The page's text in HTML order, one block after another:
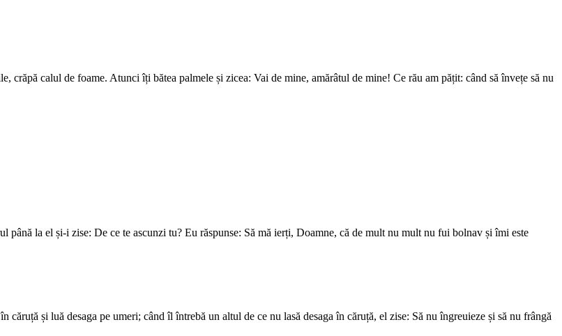
crăpă calul de foame. Atunci îți bătea palmele și zicea: Vai de mine, amărâtul de mine! Ce rău am pățit: când să învețe să nu
la el și-i zise: De ce te ascunzi tu? Eu răspunse: Să mă ierți, Doamne, că de mult nu mult nu fui bolnav și îmi este
și luă desaga pe umeri; când îl întrebă un altul de ce nu lasă desaga în căruță, el zise: Să nu îngreuieze și să nu frângă